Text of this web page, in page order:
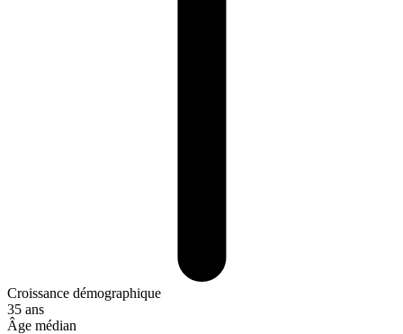
Croissance démographique
35 ans
Âge médian